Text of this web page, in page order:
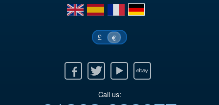
en
es fr de
£ €
Twitter Youtube Ebay
Call us: